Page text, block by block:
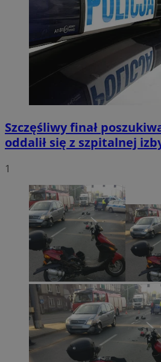
Szczęśliwy finał
oddalił się z szpitalnej
1